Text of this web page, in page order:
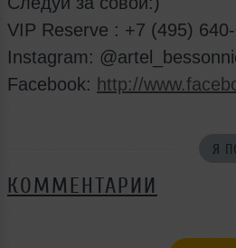
VIP Reserve : +7 (495)
Instagram:
Facebook: http://
Я
КОММЕНТАРИИ